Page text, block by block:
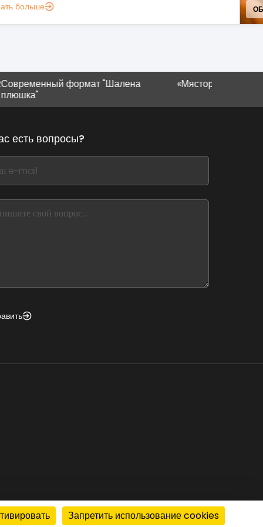
больше
формат "Шалена
«Мястория» в Ивано-
есть вопросы?
Запретить использование cookies